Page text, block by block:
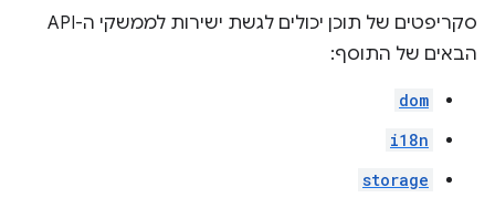
סקריפטים של תוכן יכולים לגשת ישירות לממשקי ה-API
הבאים של התוסף:
dom
i18n
storage